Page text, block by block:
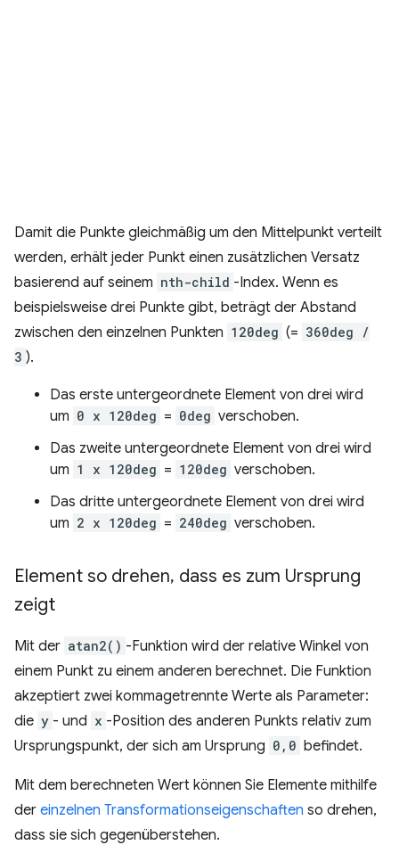
Damit die Punkte gleichmäßig um den Mittelpunkt verteilt
werden, erhält jeder Punkt einen zusätzlichen Versatz
basierend auf seinem nth-child -Index. Wenn es
beispielsweise drei Punkte gibt, beträgt der Abstand
zwischen den einzelnen Punkten 120deg (= 360deg /
3 ).
Das erste untergeordnete Element von drei wird
um 0 x 120deg = 0deg verschoben.
Das zweite untergeordnete Element von drei wird
um 1 x 120deg = 120deg verschoben.
Das dritte untergeordnete Element von drei wird
um 2 x 120deg = 240deg verschoben.
Element so drehen, dass es zum Ursprung
zeigt
Mit der atan2() -Funktion wird der relative Winkel von
einem Punkt zu einem anderen berechnet. Die Funktion
akzeptiert zwei kommagetrennte Werte als Parameter:
die y - und x -Position des anderen Punkts relativ zum
Ursprungspunkt, der sich am Ursprung 0,0 befindet.
Mit dem berechneten Wert können Sie Elemente mithilfe
der einzelnen Transformationseigenschaften so drehen,
dass sie sich gegenüberstehen.